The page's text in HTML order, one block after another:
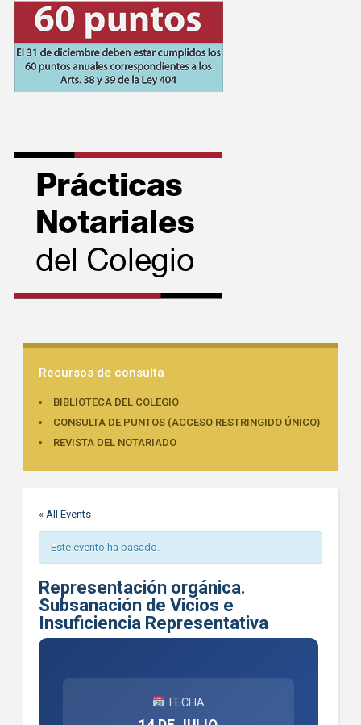
Recursos de consulta
BIBLIOTECA DEL COLEGIO
CONSULTA DE PUNTOS (ACCESO RESTRINGIDO ÚNICO)
REVISTA DEL NOTARIADO
« All Events
Este evento ha pasado.
Representación orgánica.
Subsanación de Vicios e
Insuficiencia Representativa
FECHA